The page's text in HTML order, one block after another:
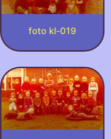
foto kl-019